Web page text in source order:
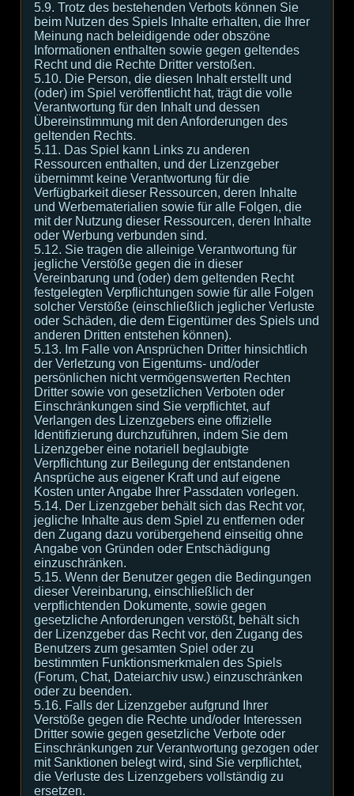
5.9. Trotz des bestehenden Verbots können Sie
beim Nutzen des Spiels Inhalte erhalten, die Ihrer
Meinung nach beleidigende oder obszöne
Informationen enthalten sowie gegen geltendes
Recht und die Rechte Dritter verstoßen.
5.10. Die Person, die diesen Inhalt erstellt und
(oder) im Spiel veröffentlicht hat, trägt die volle
Verantwortung für den Inhalt und dessen
Übereinstimmung mit den Anforderungen des
geltenden Rechts.
5.11. Das Spiel kann Links zu anderen
Ressourcen enthalten, und der Lizenzgeber
übernimmt keine Verantwortung für die
Verfügbarkeit dieser Ressourcen, deren Inhalte
und Werbematerialien sowie für alle Folgen, die
mit der Nutzung dieser Ressourcen, deren Inhalte
oder Werbung verbunden sind.
5.12. Sie tragen die alleinige Verantwortung für
jegliche Verstöße gegen die in dieser
Vereinbarung und (oder) dem geltenden Recht
festgelegten Verpflichtungen sowie für alle Folgen
solcher Verstöße (einschließlich jeglicher Verluste
oder Schäden, die dem Eigentümer des Spiels und
anderen Dritten entstehen können).
5.13. Im Falle von Ansprüchen Dritter hinsichtlich
der Verletzung von Eigentums- und/oder
persönlichen nicht vermögenswerten Rechten
Dritter sowie von gesetzlichen Verboten oder
Einschränkungen sind Sie verpflichtet, auf
Verlangen des Lizenzgebers eine offizielle
Identifizierung durchzuführen, indem Sie dem
Lizenzgeber eine notariell beglaubigte
Verpflichtung zur Beilegung der entstandenen
Ansprüche aus eigener Kraft und auf eigene
Kosten unter Angabe Ihrer Passdaten vorlegen.
5.14. Der Lizenzgeber behält sich das Recht vor,
jegliche Inhalte aus dem Spiel zu entfernen oder
den Zugang dazu vorübergehend einseitig ohne
Angabe von Gründen oder Entschädigung
einzuschränken.
5.15. Wenn der Benutzer gegen die Bedingungen
dieser Vereinbarung, einschließlich der
verpflichtenden Dokumente, sowie gegen
gesetzliche Anforderungen verstößt, behält sich
der Lizenzgeber das Recht vor, den Zugang des
Benutzers zum gesamten Spiel oder zu
bestimmten Funktionsmerkmalen des Spiels
(Forum, Chat, Dateiarchiv usw.) einzuschränken
oder zu beenden.
5.16. Falls der Lizenzgeber aufgrund Ihrer
Verstöße gegen die Rechte und/oder Interessen
Dritter sowie gegen gesetzliche Verbote oder
Einschränkungen zur Verantwortung gezogen oder
mit Sanktionen belegt wird, sind Sie verpflichtet,
die Verluste des Lizenzgebers vollständig zu
ersetzen.